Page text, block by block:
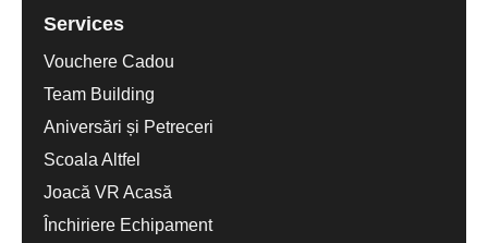
Services
Vouchere Cadou
Team Building
Aniversări și Petreceri
Scoala Altfel
Joacă VR Acasă
Închiriere Echipament